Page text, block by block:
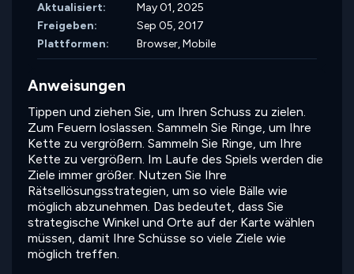
Aktualisiert:
May 01, 2025
Freigeben:
Sep 05, 2017
Plattformen:
Browser, Mobile
Anweisungen
Tippen und ziehen Sie, um Ihren Schuss zu zielen.
Zum Feuern loslassen. Sammeln Sie Ringe, um Ihre
Kette zu vergrößern. Sammeln Sie Ringe, um Ihre
Kette zu vergrößern. Im Laufe des Spiels werden die
Ziele immer größer. Nutzen Sie Ihre
Rätsellösungsstrategien, um so viele Bälle wie
möglich abzunehmen. Das bedeutet, dass Sie
strategische Winkel und Orte auf der Karte wählen
müssen, damit Ihre Schüsse so viele Ziele wie
möglich treffen.